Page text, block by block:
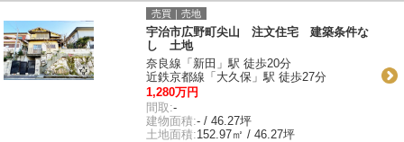
売買｜売地
宇治市広野町尖山 注文住宅 建築条件な
し 土地
奈良線「新田」駅 徒歩20分
近鉄京都線「大久保」駅 徒歩27分
1,280万円
間取:-
建物面積:- / 46.27坪
土地面積:152.97㎡ / 46.27坪